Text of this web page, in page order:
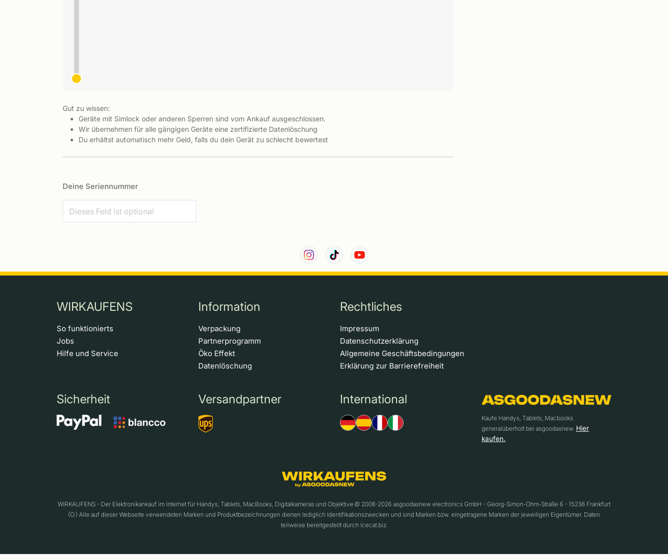
Gut zu wissen:
Geräte mit Simlock oder anderen Sperren sind vom Ankauf ausgeschlossen.
Wir übernehmen für alle gängigen Geräte eine zertifizierte Datenlöschung
Du erhältst automatisch mehr Geld, falls du dein Gerät zu schlecht bewertest
Deine Seriennummer
WIRKAUFENS
So funktionierts
Jobs
Hilfe und Service
Information
Verpackung
Partnerprogramm
Öko Effekt
Datenlöschung
Rechtliches
Impressum
Datenschutzerklärung
Allgemeine Geschäftsbedingungen
Erklärung zur Barrierefreiheit
Sicherheit Versandpartner International
Kaufe Handys, Tablets, Macbooks
generalüberholt bei asgoodasnew. Hier
kaufen.
WIRKAUFENS - Der Elektronikankauf im Internet für Handys, Tablets, MacBooks, Digitalkameras und Objektive.© 2008-2026 asgoodasnew electronics GmbH - Georg-Simon-Ohm-Straße 6 - 15236 Frankfurt
(O.) Alle auf dieser Webseite verwendeten Marken und Produktbezeichnungen dienen lediglich Identifikationszwecken und sind Marken bzw. eingetragene Marken der jeweiligen Eigentümer. Daten
teilweise bereitgestellt durch Icecat.biz.